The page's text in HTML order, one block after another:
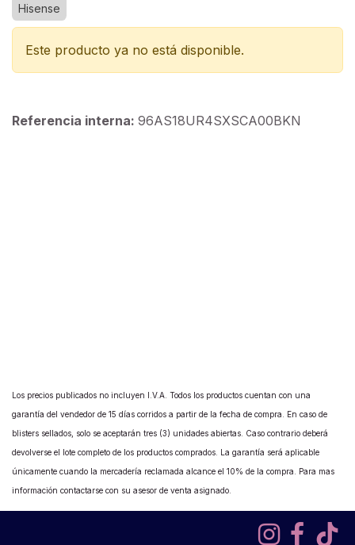
Hisense
Este producto ya no está disponible.
Referencia interna: 96AS18UR4SXSCA00BKN
Los precios publicados no incluyen I.V.A. Todos los productos cuentan con una
garantía del vendedor de 15 días corridos a partir de la fecha de compra. En caso de
blisters sellados, solo se aceptarán tres (3) unidades abiertas. Caso contrario deberá
devolverse el lote completo de los productos comprados. La garantía será aplicable
únicamente cuando la mercadería reclamada alcance el 10% de la compra. Para mas
información contactarse con su asesor de venta asignado.